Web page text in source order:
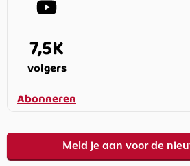
7,5K
volgers
Abonneren
Meld je aan voor de